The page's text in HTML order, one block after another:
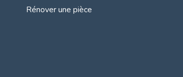
Rénover une pièce